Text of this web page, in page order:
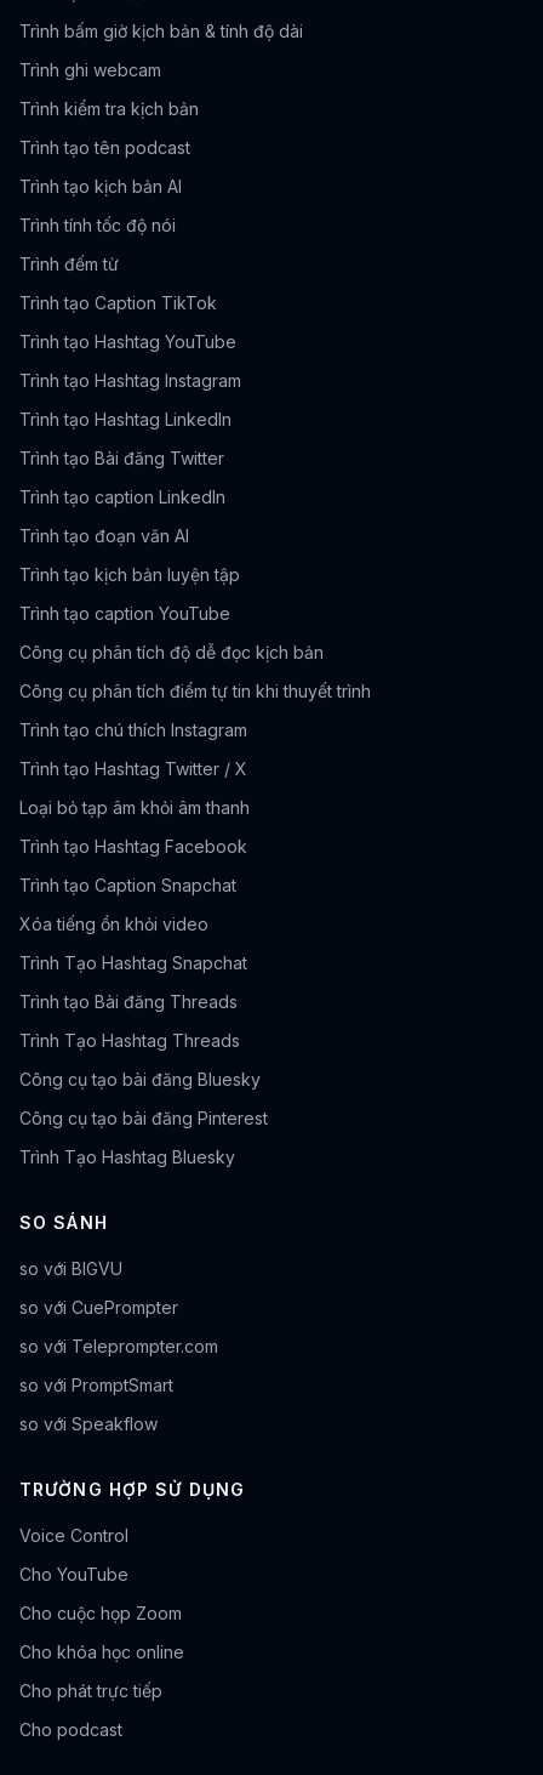
Trình bấm giờ kịch bản & tính độ dài
Trình ghi webcam
Trình kiểm tra kịch bản
Trình tạo tên podcast
Trình tạo kịch bản AI
Trình tính tốc độ nói
Trình đếm từ
Trình tạo Caption TikTok
Trình tạo Hashtag YouTube
Trình tạo Hashtag Instagram
Trình tạo Hashtag LinkedIn
Trình tạo Bài đăng Twitter
Trình tạo caption LinkedIn
Trình tạo đoạn văn AI
Trình tạo kịch bản luyện tập
Trình tạo caption YouTube
Công cụ phân tích độ dễ đọc kịch bản
Công cụ phân tích điểm tự tin khi thuyết trình
Trình tạo chú thích Instagram
Trình tạo Hashtag Twitter / X
Loại bỏ tạp âm khỏi âm thanh
Trình tạo Hashtag Facebook
Trình tạo Caption Snapchat
Xóa tiếng ồn khỏi video
Trình Tạo Hashtag Snapchat
Trình tạo Bài đăng Threads
Trình Tạo Hashtag Threads
Công cụ tạo bài đăng Bluesky
Công cụ tạo bài đăng Pinterest
Trình Tạo Hashtag Bluesky
SO SÁNH
so với BIGVU
so với CuePrompter
so với Teleprompter.com
so với PromptSmart
so với Speakflow
TRƯỜNG HỢP SỬ DỤNG
Voice Control
Cho YouTube
Cho cuộc họp Zoom
Cho khóa học online
Cho phát trực tiếp
Cho podcast